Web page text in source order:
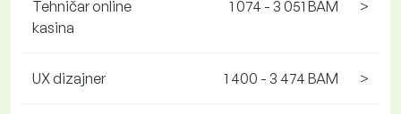
Tehničar online
kasina
1 074 - 3 051 BAM >
UX dizajner 1 400 - 3 474 BAM >